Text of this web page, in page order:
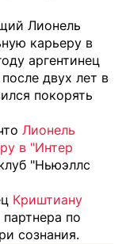
Лионель
карьеру в
аргентинец
двух лет в
покорять
Лионель
в "Интер
"Ньюэллс
Криштиану
по
сознания.